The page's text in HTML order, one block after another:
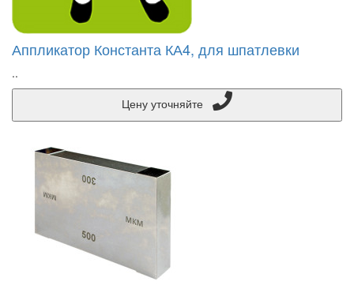
Аппликатор Константа КА4, для шпатлевки
..